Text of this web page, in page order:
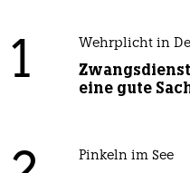
1 Wehrplicht in
eine gute
Pinkeln im See